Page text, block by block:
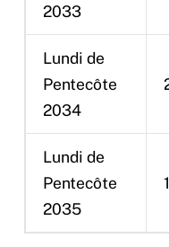
2033
Lundi de
Pentecôte
2034
Lundi de
Pentecôte
2035